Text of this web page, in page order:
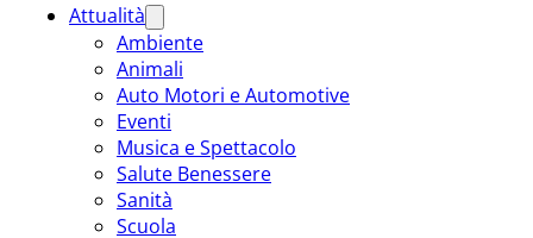
Attualità
Ambiente
Animali
Auto Motori e Automotive
Eventi
Musica e Spettacolo
Salute Benessere
Sanità
Scuola